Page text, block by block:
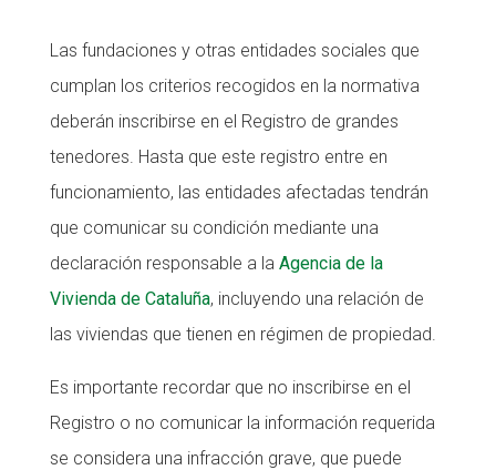
Las fundaciones y otras entidades sociales que
cumplan los criterios recogidos en la normativa
deberán inscribirse en el Registro de grandes
tenedores. Hasta que este registro entre en
funcionamiento, las entidades afectadas tendrán
que comunicar su condición mediante una
declaración responsable a la Agencia de la
Vivienda de Cataluña, incluyendo una relación de
las viviendas que tienen en régimen de propiedad.
Es importante recordar que no inscribirse en el
Registro o no comunicar la información requerida
se considera una infracción grave, que puede